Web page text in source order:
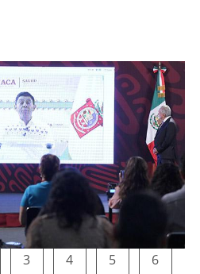
3 4 5
6